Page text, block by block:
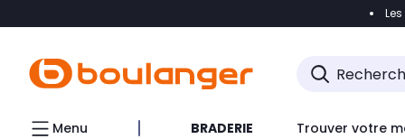
Accéder
Accéder directement au chatbot
Menu BRADERIE Trouver votre